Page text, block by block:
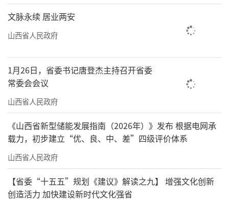
文脉永续 居业两安
山西省人民政府
1月26日，省委书记唐登杰主持召开省委
常委会会议
山西省人民政府
《山西省新型储能发展指南（2026年）》发布 根据电网承
载力，初步建立“优、良、中、差”四级评价体系
山西省人民政府
【省委“十五五”规划《建议》解读之九】 增强文化创新
创造活力 加快建设新时代文化强省